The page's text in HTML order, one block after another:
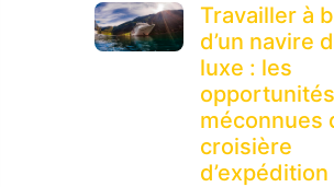
Travailler à
d’un navire
luxe : les
opportunités
méconnues
croisière
d’expédition